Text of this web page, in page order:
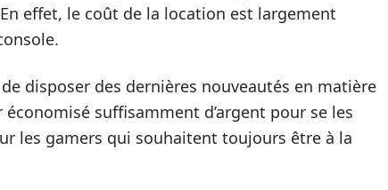
effet, le coût de la location est largement
disposer des dernières nouveautés en matière
suffisamment d’argent pour se les
les gamers qui souhaitent toujours être à la